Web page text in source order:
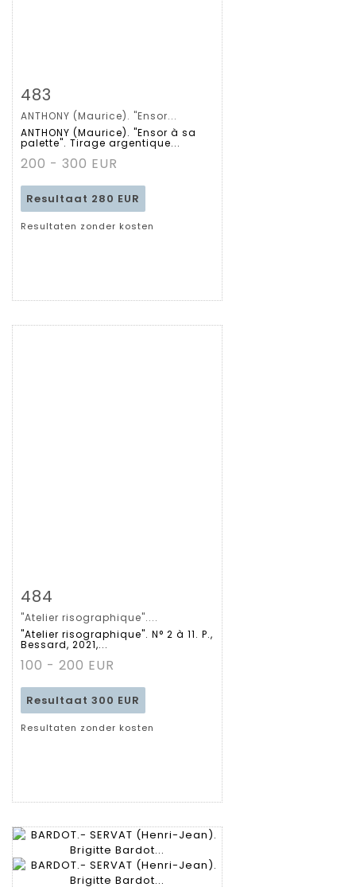
Gedetailleerde
fiche
483
ANTHONY (Maurice). "Ensor...
ANTHONY (Maurice). "Ensor à sa
palette". Tirage argentique...
200 - 300 EUR
Resultaat 280 EUR
Resultaten zonder kosten
Gedetailleerde
fiche
484
"Atelier risographique"....
"Atelier risographique". N° 2 à 11. P.,
Bessard, 2021,...
100 - 200 EUR
Resultaat 300 EUR
Resultaten zonder kosten